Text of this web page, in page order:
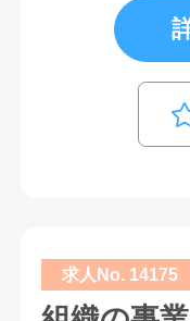
求人No. 14175